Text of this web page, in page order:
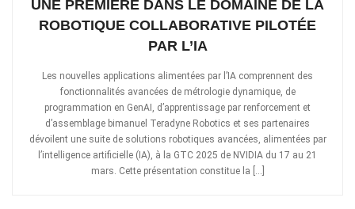
UNE PREMIÈRE DANS LE DOMAINE DE LA
ROBOTIQUE COLLABORATIVE PILOTÉE
PAR L’IA
Les nouvelles applications alimentées par l’IA comprennent des
fonctionnalités avancées de métrologie dynamique, de
programmation en GenAI, d’apprentissage par renforcement et
d’assemblage bimanuel Teradyne Robotics et ses partenaires
dévoilent une suite de solutions robotiques avancées, alimentées par
l’intelligence artificielle (IA), à la GTC 2025 de NVIDIA du 17 au 21
mars. Cette présentation constitue la […]